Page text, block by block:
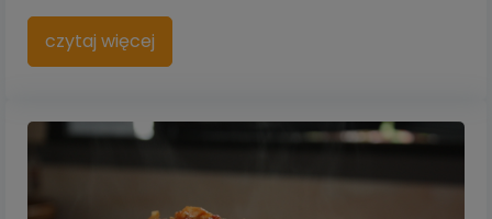
czytaj więcej